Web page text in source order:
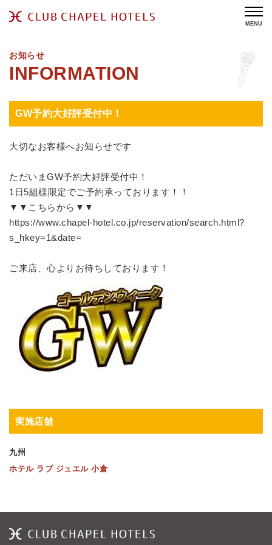
MENU
お知らせ
GW予約大好評受付中！
大切なお客様へお知らせです
ただいまGW予約大好評受付中！
1日5組様限定でご予約承っております！！
▼▼こちらから▼▼
https://www.chapel-hotel.co.jp/reservation/search.html?
s_hkey=1&date=
ご来店、心よりお待ちしております！
実施店舗
九州
ホテル ラブ ジュエル 小倉